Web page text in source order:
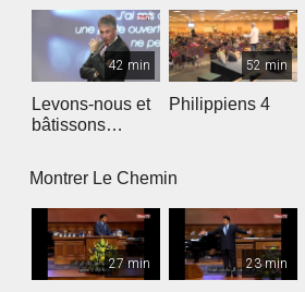
42 min
Levons-nous et
bâtissons
52 min
Philippiens 4
Montrer Le Chemin
27 min 23 min